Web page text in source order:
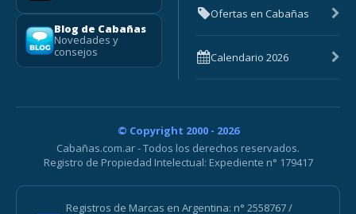
Blog de Cabañas
Novedades y
consejos
Ofertas en Cabañas
Calendario 2026
© Copyright 2000 - 2026
Cabañas.com.ar - Todos los derechos reservados.
Registro de Propiedad Intelectual: Expediente n° 179417
Registros de Marcas en Argentina: n° 2558767 /